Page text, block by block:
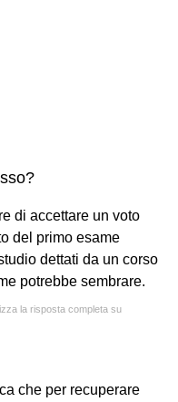
di accettare un voto
del primo esame
dettati da un corso
potrebbe sembrare.
la risposta completa su
che per recuperare